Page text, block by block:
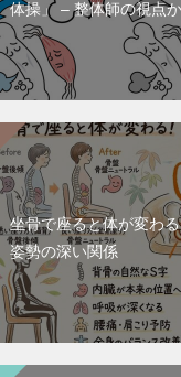
体操」 – 整体師の視点
坐骨で座ると体が変わ
姿勢の深い関係